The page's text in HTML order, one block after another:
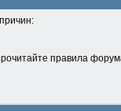
правила